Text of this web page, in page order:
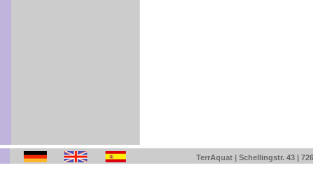
TerrAquat | Schellingstr. 43 |